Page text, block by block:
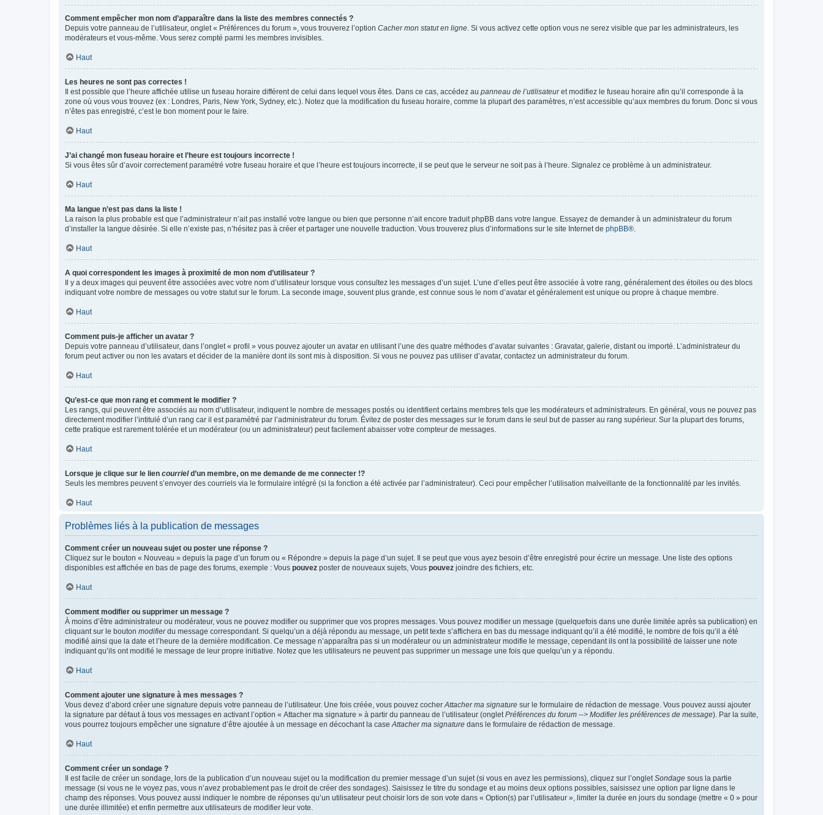
Comment empêcher mon nom d’apparaître dans la liste des membres connectés ?
Depuis votre panneau de l’utilisateur, onglet « Préférences du forum », vous trouverez l’option Cacher mon statut en ligne . Si vous activez cette option vous ne serez visible que par les administrateurs, les
modérateurs et vous-même. Vous serez compté parmi les membres invisibles.
Haut
Les heures ne sont pas correctes !
Il est possible que l’heure affichée utilise un fuseau horaire différent de celui dans lequel vous êtes. Dans ce cas, accédez au panneau de l’utilisateuret modifiez le fuseau horaire afin qu’il corresponde à la
zone où vous vous trouvez (ex : Londres, Paris, New York, Sydney, etc.). Notez que la modification du fuseau horaire, comme la plupart des paramètres, n’est accessible qu’aux membres du forum. Donc si vous
n’êtes pas enregistré, c’est le bon moment pour le faire.
Haut
J’ai changé mon fuseau horaire et l’heure est toujours incorrecte !
Si vous êtes sûr d’avoir correctement paramétré votre fuseau horaire et que l’heure est toujours incorrecte, il se peut que le serveur ne soit pas à l’heure. Signalez ce problème à un administrateur.
Haut
Ma langue n’est pas dans la liste !
La raison la plus probable est que l’administrateur n’ait pas installé votre langue ou bien que personne n’ait encore traduit phpBB dans votre langue. Essayez de demander à un administrateur du forum
d’installer la langue désirée. Si elle n’existe pas, n’hésitez pas à créer et partager une nouvelle traduction. Vous trouverez plus d’informations sur le site Internet de phpBB®.
Haut
A quoi correspondent les images à proximité de mon nom d’utilisateur ?
Il y a deux images qui peuvent être associées avec votre nom d’utilisateur lorsque vous consultez les messages d’un sujet. L’une d’elles peut être associée à votre rang, généralement des étoiles ou des blocs
indiquant votre nombre de messages ou votre statut sur le forum. La seconde image, souvent plus grande, est connue sous le nom d’avatar et généralement est unique ou propre à chaque membre.
Haut
Comment puis-je afficher un avatar ?
Depuis votre panneau d’utilisateur, dans l’onglet « profil » vous pouvez ajouter un avatar en utilisant l’une des quatre méthodes d’avatar suivantes : Gravatar, galerie, distant ou importé. L’administrateur du
forum peut activer ou non les avatars et décider de la manière dont ils sont mis à disposition. Si vous ne pouvez pas utiliser d’avatar, contactez un administrateur du forum.
Haut
Qu’est-ce que mon rang et comment le modifier ?
Les rangs, qui peuvent être associés au nom d’utilisateur, indiquent le nombre de messages postés ou identifient certains membres tels que les modérateurs et administrateurs. En général, vous ne pouvez pas
directement modifier l’intitulé d’un rang car il est paramétré par l’administrateur du forum. Évitez de poster des messages sur le forum dans le seul but de passer au rang supérieur. Sur la plupart des forums,
cette pratique est rarement tolérée et un modérateur (ou un administrateur) peut facilement abaisser votre compteur de messages.
Haut
Lorsque je clique sur le lien courrield’un membre, on me demande de me connecter !?
Seuls les membres peuvent s’envoyer des courriels via le formulaire intégré (si la fonction a été activée par l’administrateur). Ceci pour empêcher l’utilisation malveillante de la fonctionnalité par les invités.
Haut
Problèmes liés à la publication de messages
Comment créer un nouveau sujet ou poster une réponse ?
Cliquez sur le bouton « Nouveau » depuis la page d’un forum ou « Répondre » depuis la page d’un sujet. Il se peut que vous ayez besoin d’être enregistré pour écrire un message. Une liste des options
disponibles est affichée en bas de page des forums, exemple : Vous pouvez poster de nouveaux sujets, Vous pouvez joindre des fichiers, etc.
Haut
Comment modifier ou supprimer un message ?
À moins d’être administrateur ou modérateur, vous ne pouvez modifier ou supprimer que vos propres messages. Vous pouvez modifier un message (quelquefois dans une durée limitée après sa publication) en
cliquant sur le bouton modifierdu message correspondant. Si quelqu’un a déjà répondu au message, un petit texte s’affichera en bas du message indiquant qu’il a été modifié, le nombre de fois qu’il a été
modifié ainsi que la date et l’heure de la dernière modification. Ce message n’apparaîtra pas si un modérateur ou un administrateur modifie le message, cependant ils ont la possibilité de laisser une note
indiquant qu’ils ont modifié le message de leur propre initiative. Notez que les utilisateurs ne peuvent pas supprimer un message une fois que quelqu’un y a répondu.
Haut
Comment ajouter une signature à mes messages ?
Vous devez d’abord créer une signature depuis votre panneau de l’utilisateur. Une fois créée, vous pouvez cocher Attacher ma signature sur le formulaire de rédaction de message. Vous pouvez aussi ajouter
la signature par défaut à tous vos messages en activant l’option « Attacher ma signature » à partir du panneau de l’utilisateur (onglet Préférences du forum --> Modifier les préférences de message). Par la suite,
vous pourrez toujours empêcher une signature d’être ajoutée à un message en décochant la case Attacher ma signature dans le formulaire de rédaction de message.
Haut
Comment créer un sondage ?
Il est facile de créer un sondage, lors de la publication d’un nouveau sujet ou la modification du premier message d’un sujet (si vous en avez les permissions), cliquez sur l’onglet Sondage sous la partie
message (si vous ne le voyez pas, vous n’avez probablement pas le droit de créer des sondages). Saisissez le titre du sondage et au moins deux options possibles, saisissez une option par ligne dans le
champ des réponses. Vous pouvez aussi indiquer le nombre de réponses qu’un utilisateur peut choisir lors de son vote dans « Option(s) par l’utilisateur », limiter la durée en jours du sondage (mettre « 0 » pour
une durée illimitée) et enfin permettre aux utilisateurs de modifier leur vote.